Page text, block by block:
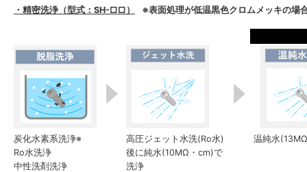
・精密洗浄（型式：SH-□□） ※表面処理が低温黒色クロムメッキの場
炭化水素系洗浄※
Ro水洗浄
中性洗剤洗浄
高圧ジェット水洗(Ro水)
後に純水(10MΩ・cm)で
洗浄
温純水